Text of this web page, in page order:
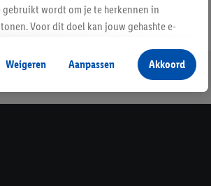
wordt om je te herkennen in
Voor dit doel kan jouw gehashte e-
weergegeven voor producten waarin je
van een online winkel te plaatsen
met behulp van jouw gehashte e-
S.A. beschikt, aan jou kunnen worden
Weigeren Aanpassen Akkoord